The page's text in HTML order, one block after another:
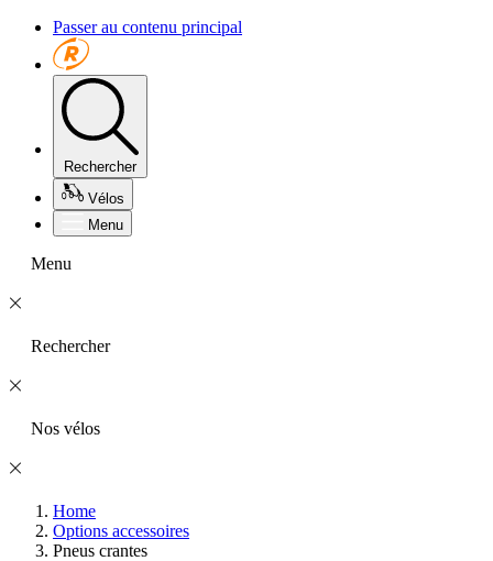
Passer au contenu principal
Rechercher
Vélos
Menu
Menu
Rechercher
Nos vélos
Home
Options accessoires
Pneus crantes